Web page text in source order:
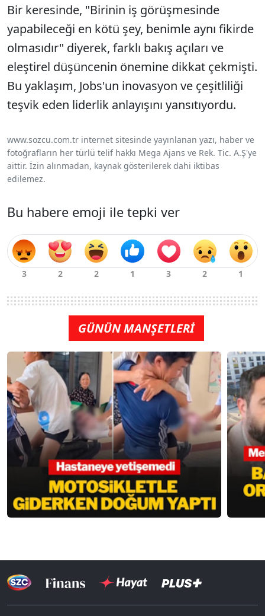
Bir keresinde, "Birinin iş görüşmesinde
yapabileceği en kötü şey, benimle aynı fikirde
olmasıdır" diyerek, farklı bakış açıları ve
eleştirel düşüncenin önemine dikkat çekmişti.
Bu yaklaşım, Jobs'un inovasyon ve çeşitliliği
teşvik eden liderlik anlayışını yansıtıyordu.
www.sozcu.com.tr internet sitesinde yayınlanan yazı, haber ve
fotoğrafların her türlü telif hakkı Mega Ajans ve Rek. Tic. A.Ş'ye
aittir. İzin alınmadan, kaynak gösterilerek dahi iktibas
edilemez.
Bu habere emoji ile tepki ver
GÜNÜN MANŞETLERİ